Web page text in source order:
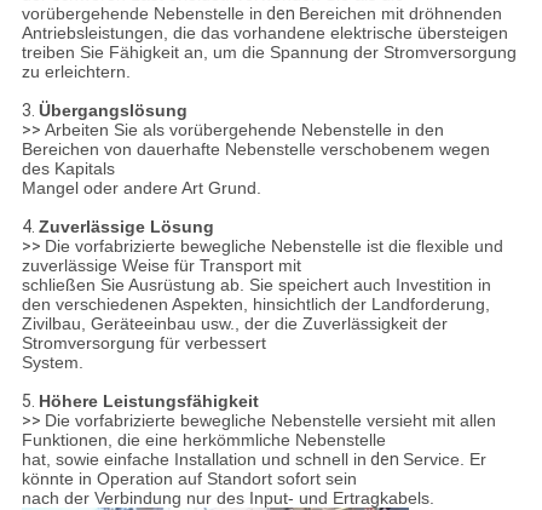
vorübergehende Nebenstelle in den Bereichen mit dröhnenden
Antriebsleistungen, die das vorhandene elektrische übersteigen
treiben Sie Fähigkeit an, um die Spannung der Stromversorgung
zu erleichtern.
3. Übergangslösung
>> Arbeiten Sie als vorübergehende Nebenstelle in den
Bereichen von dauerhafte Nebenstelle verschobenem wegen
des Kapitals
Mangel oder andere Art Grund.
4. Zuverlässige Lösung
>> Die vorfabrizierte bewegliche Nebenstelle ist die flexible und
zuverlässige Weise für Transport mit
schließen Sie Ausrüstung ab. Sie speichert auch Investition in
den verschiedenen Aspekten, hinsichtlich der Landforderung,
Zivilbau, Geräteeinbau usw., der die Zuverlässigkeit der
Stromversorgung für verbessert
System.
5. Höhere Leistungsfähigkeit
>> Die vorfabrizierte bewegliche Nebenstelle versieht mit allen
Funktionen, die eine herkömmliche Nebenstelle
hat, sowie einfache Installation und schnell in den Service. Er
könnte in Operation auf Standort sofort sein
nach der Verbindung nur des Input- und Ertragkabels.